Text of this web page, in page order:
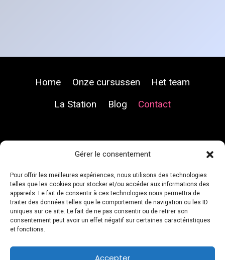
Gérer le consentement
Pour offrir les meilleures expériences, nous utilisons des technologies
telles que les cookies pour stocker et/ou accéder aux informations des
appareils. Le fait de consentir à ces technologies nous permettra de
traiter des données telles que le comportement de navigation ou les ID
uniques sur ce site. Le fait de ne pas consentir ou de retirer son
consentement peut avoir un effet négatif sur certaines caractéristiques
et fonctions.
Accepter
Home Onze cursussen
Het team
La Station
Blog Contact